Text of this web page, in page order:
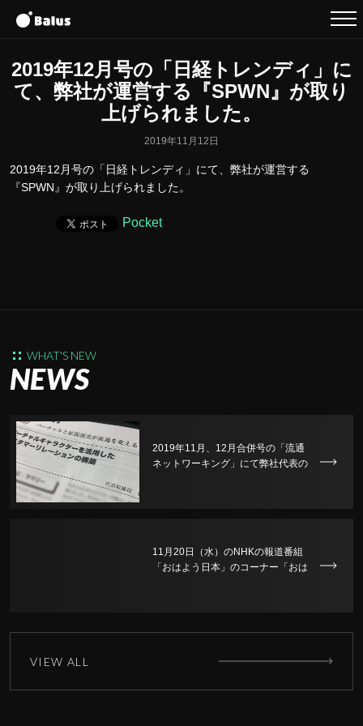
2019年12月号の「日経トレンディ」に
て、弊社が運営する『SPWN』が取り
上げられました。
2019年11月12日
2019年12月号の「日経トレンディ」にて、弊社が運営する
『SPWN』が取り上げられました。
Pocket
WHAT'S NEW
NEWS
2019年11月、12月合併号の「流通
ネットワーキング」にて弊社代表の
11月20日（水）のNHKの報道番組
「おはよう日本」のコーナー「おは
VIEW ALL